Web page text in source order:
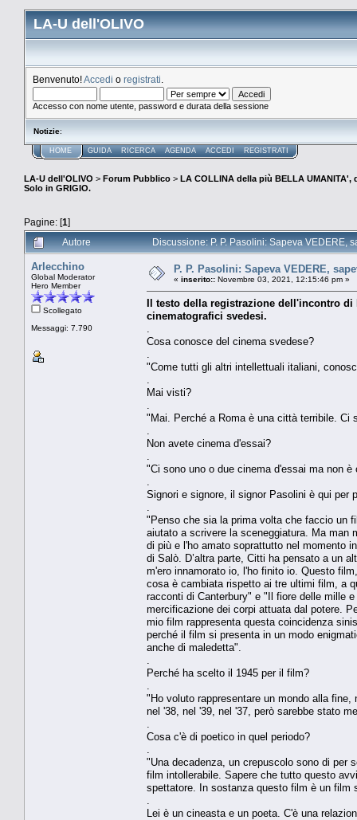
LA-U dell'OLIVO
Benvenuto!Accedi o registrati
Accesso con nome utente, password e durata della sessione
Notizie:
HOME GUIDA RICERCA AGENDA ACCEDI REGISTRATI
LA-U dell'OLIVO > Forum Pubblico > LA COLLINA della più BELLA UMANITA',
Solo in GRIGIO.
Pagine: [1]
Autore
Discussione: P. P. Pasolini: Sapeva VEDERE,
Arlecchino
Global Moderator
Hero Member
Scollegato
Messaggi: 7.790
P. P. Pasolini: Sapeva VEDERE,
« inserito:: Novembre 03, 2021, 12:15:46 pm »
Il testo della registrazione dell'incontro
cinematografici svedesi.
Cosa conosce del cinema svedese?
"Come tutti gli altri intellettuali italiani,
Mai visti?
"Mai. Perché a Roma è una città terribile. Ci
Non avete cinema d'essai?
"Ci sono uno o due cinema d'essai ma non è
Signori e signore, il signor Pasolini è qui per
"Penso che sia la prima volta che faccio un
aiutato a scrivere la sceneggiatura. Ma man
di più e l'ho amato soprattutto nel momento
di Salò. D’altra parte, Citti ha pensato a un
m'ero innamorato io, l'ho finito io. Questo
cosa è cambiata rispetto ai tre ultimi film, a
racconti di Canterbury" e "Il fiore delle mille
mercificazione dei corpi attuata dal potere.
mio film rappresenta questa coincidenza
perché il film si presenta in un modo
anche di maledetta".
Perché ha scelto il 1945 per il film?
"Ho voluto rappresentare un mondo alla
nel '38, nel '39, nel '37, però sarebbe stato
Cosa c'è di poetico in quel periodo?
"Una decadenza, un crepuscolo sono di per
film intollerabile. Sapere che tutto questo
spettatore. In sostanza questo film è un film
Lei è un cineasta e un poeta. C'è una